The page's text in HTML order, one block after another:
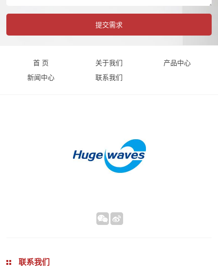
首 页 关于我们
产品中心
新闻中心
联系我们
联系我们